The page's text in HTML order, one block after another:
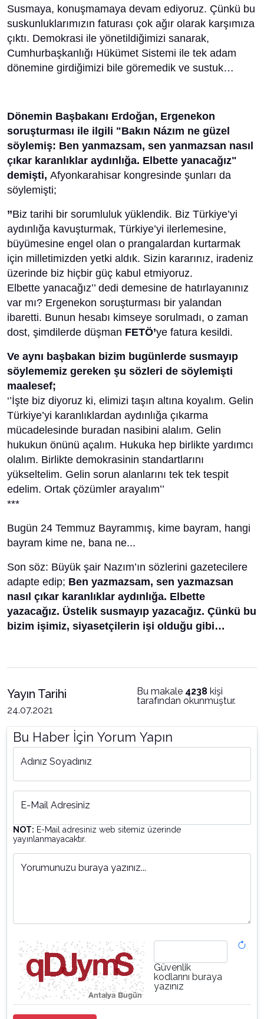
Susmaya, konuşmamaya devam ediyoruz. Çünkü bu
suskunluklarımızın faturası çok ağır olarak karşımıza
çıktı. Demokrasi ile yönetildiğimizi sanarak,
Cumhurbaşkanlığı Hükümet Sistemi ile tek adam
dönemine girdiğimizi bile göremedik ve sustuk…
Dönemin Başbakanı Erdoğan, Ergenekon
soruşturması ile ilgili "Bakın Názım ne güzel
söylemiş: Ben yanmazsam, sen yanmazsan nasıl
çıkar karanlıklar aydınlığa. Elbette yanacağız"
demişti, Afyonkarahisar kongresinde şunları da
söylemişti;
’’Biz tarihi bir sorumluluk yüklendik. Biz Türkiye’yi
aydınlığa kavuşturmak, Türkiye’yi ilerlemesine,
büyümesine engel olan o prangalardan kurtarmak
için milletimizden yetki aldık. Sizin kararınız, iradeniz
üzerinde biz hiçbir güç kabul etmiyoruz.
Elbette yanacağız’’ dedi demesine de hatırlayanınız
var mı? Ergenekon soruşturması bir yalandan
ibaretti. Bunun hesabı kimseye sorulmadı, o zaman
dost, şimdilerde düşman FETÖ’ye fatura kesildi.
Ve aynı başbakan bizim bugünlerde susmayıp
söylememiz gereken şu sözleri de söylemişti
maalesef;
‘’İşte biz diyoruz ki, elimizi taşın altına koyalım. Gelin
Türkiye’yi karanlıklardan aydınlığa çıkarma
mücadelesinde buradan nasibini alalım. Gelin
hukukun önünü açalım. Hukuka hep birlikte yardımcı
olalım. Birlikte demokrasinin standartlarını
yükseltelim. Gelin sorun alanlarını tek tek tespit
edelim. Ortak çözümler arayalım’’
***
Bugün 24 Temmuz Bayrammış, kime bayram, hangi
bayram kime ne, bana ne...
Son söz: Büyük şair Nazım’ın sözlerini gazetecilere
adapte edip; Ben yazmazsam, sen yazmazsan
nasıl çıkar karanlıklar aydınlığa. Elbette
yazacağız. Üstelik susmayıp yazacağız. Çünkü bu
bizim işimiz, siyasetçilerin işi olduğu gibi…
Yayın Tarihi
24.07.2021
Bu makale 4238 kişi
tarafından okunmuştur.
Bu Haber İçin Yorum Yapın
Adınız Soyadınız
E-Mail Adresiniz
NOT: E-Mail adresiniz web sitemiz üzerinde
yayınlanmayacaktır.
Yorumunuzu buraya yazınız...
Güvenlik
kodlarını buraya
yazınız